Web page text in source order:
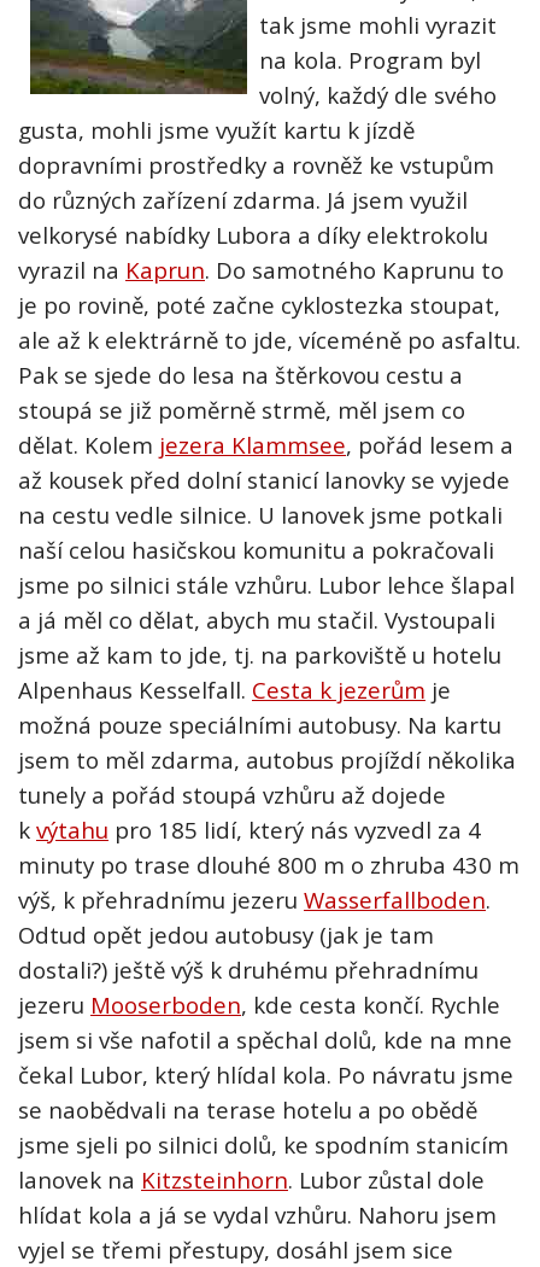
tak jsme mohli vyrazit
na kola. Program byl
volný, každý dle svého
gusta, mohli jsme využít kartu k jízdě
dopravními prostředky a rovněž ke vstupům
do různých zařízení zdarma. Já jsem využil
velkorysé nabídky Lubora a díky elektrokolu
vyrazil na Kaprun . Do samotného Kaprunu to
je po rovině, poté začne cyklostezka stoupat,
ale až k elektrárně to jde, víceméně po asfaltu.
Pak se sjede do lesa na štěrkovou cestu a
stoupá se již poměrně strmě, měl jsem co
dělat. Kolem jezera Klammsee , pořád lesem a
až kousek před dolní stanicí lanovky se vyjede
na cestu vedle silnice. U lanovek jsme potkali
naší celou hasičskou komunitu a pokračovali
jsme po silnici stále vzhůru. Lubor lehce šlapal
a já měl co dělat, abych mu stačil. Vystoupali
jsme až kam to jde, tj. na parkoviště u hotelu
Alpenhaus Kesselfall. Cesta k jezerům je
možná pouze speciálními autobusy. Na kartu
jsem to měl zdarma, autobus projíždí několika
tunely a pořád stoupá vzhůru až dojede
k výtahu pro 185 lidí, který nás vyzvedl za 4
minuty po trase dlouhé 800 m o zhruba 430 m
výš, k přehradnímu jezeru Wasserfallboden
Odtud opět jedou autobusy (jak je tam
dostali?) ještě výš k druhému přehradnímu
jezeru Mooserboden , kde cesta končí. Rychle
jsem si vše nafotil a spěchal dolů, kde na mne
čekal Lubor, který hlídal kola. Po návratu jsme
se naobědvali na terase hotelu a po obědě
jsme sjeli po silnici dolů, ke spodním stanicím
lanovek na Kitzsteinhorn . Lubor zůstal dole
hlídat kola a já se vydal vzhůru. Nahoru jsem
vyjel se třemi přestupy, dosáhl jsem sice